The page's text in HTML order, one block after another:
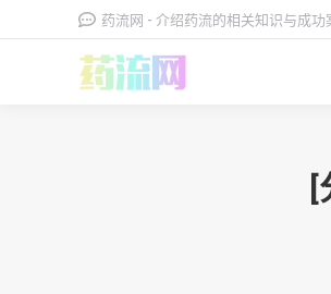
药流网 - 介绍药流的相关知识与成